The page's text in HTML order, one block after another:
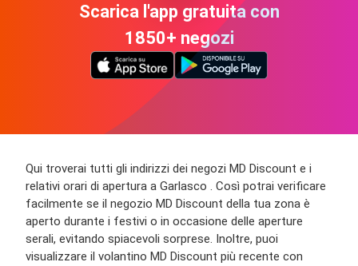
Scarica l'app gratuita con
1850+ negozi
Qui troverai tutti gli indirizzi dei negozi MD Discount e i
relativi orari di apertura a Garlasco . Così potrai verificare
facilmente se il negozio MD Discount della tua zona è
aperto durante i festivi o in occasione delle aperture
serali, evitando spiacevoli sorprese. Inoltre, puoi
visualizzare il volantino MD Discount più recente con